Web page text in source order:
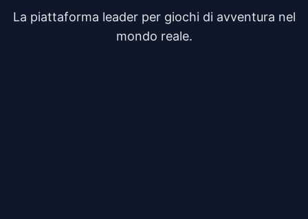
La piattaforma leader per giochi di avventura nel
mondo reale.